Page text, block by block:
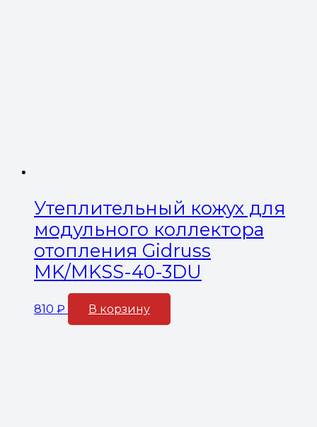
Утеплительный кожух для
модульного коллектора
отопления Gidruss
MK/MKSS-40-3DU
810 ₽ В корзину